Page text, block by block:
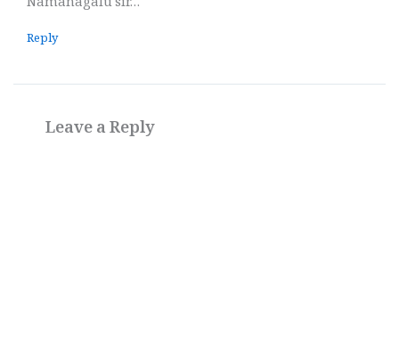
Namanagalu sir…
Reply
Leave a Reply